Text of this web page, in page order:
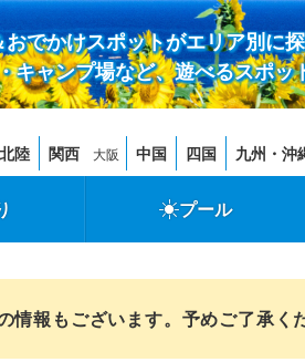
でかけスポットがエリア別に
キャンプ場など、遊べるスポッ
北陸 関西 大阪 中国 四国 九州・沖
プール
報もございます。予めご了承く